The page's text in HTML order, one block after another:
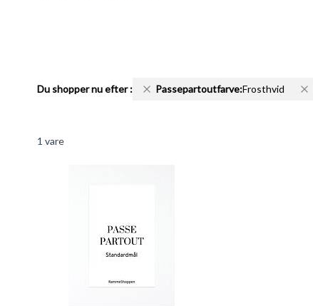
Du shopper nu efter: Passepartoutfarve:Frosthvid
1 vare